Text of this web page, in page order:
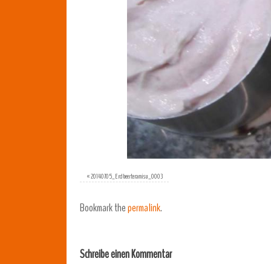
«20140705_Erdbeerteramisu_0003
Bookmark thepermalink.
Schreibe einen Kommentar